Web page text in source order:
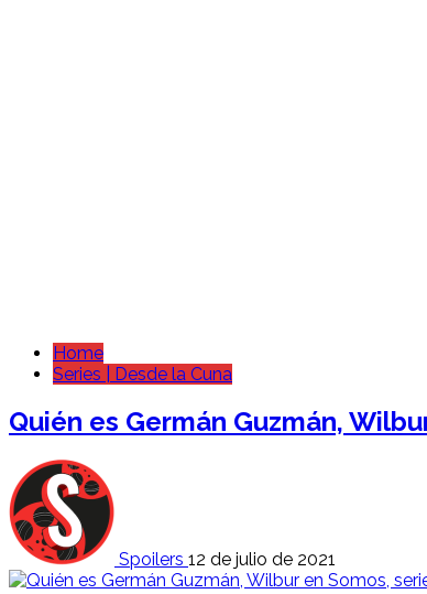
Home
Series | Desde la Cuna
Quién es Germán Guzmán,
Spoilers 12 de julio de 2021